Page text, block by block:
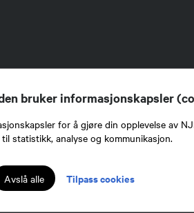
bruker informasjonskapsler
for å gjøre din opplevelse av
statistikk, analyse og kommunikasjon.
Avslå alle Tilpass cookies
Norges
formidling